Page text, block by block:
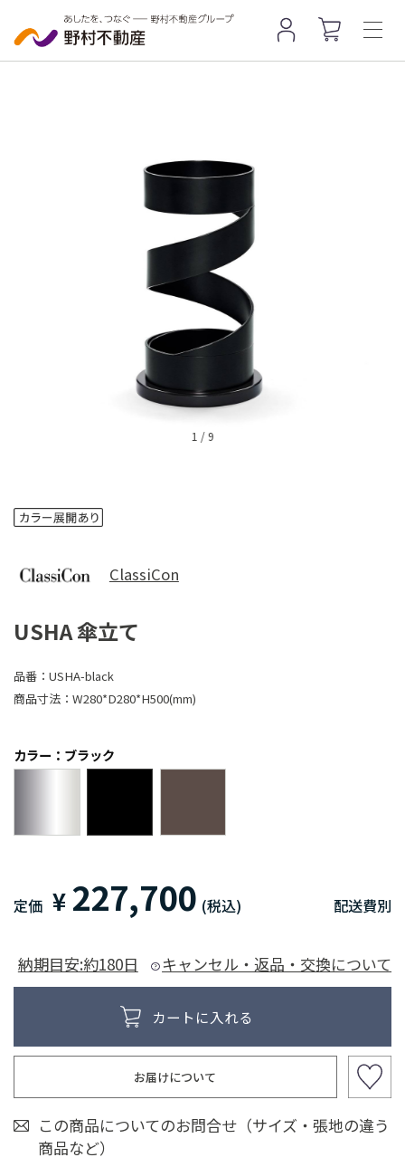
1 /9
ClassiCon
USHA 傘立て
品番： USHA-black
商品寸法： W280*D280*H500(mm)
カラー：ブラック
定価 ¥ 227,700 (税込) 配送費別
納期目安:約180日 キャンセル・返品・交換について
お届けについて
この商品についてのお問合せ（サイズ・張地の違う
商品など）